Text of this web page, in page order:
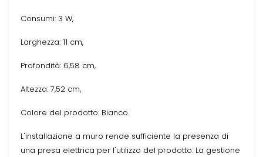
Consumi: 3 W,
Larghezza: 11 cm,
Profondità: 6,58 cm,
Altezza: 7,52 cm,
Colore del prodotto: Bianco.
L'installazione a muro rende sufficiente la presenza di
una presa elettrica per l'utilizzo del prodotto. La gestione